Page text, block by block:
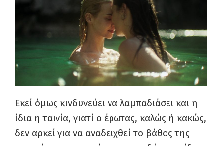
Εκεί όμως κινδυνεύει να λαμπαδιάσει και η
ίδια η ταινία, γιατί ο έρωτας, καλώς ή κακώς,
δεν αρκεί για να αναδειχθεί το βάθος της